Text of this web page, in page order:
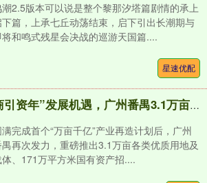
2.5版本可以说是整个黎那汐塔篇剧情的承上
下篇，上承七丘动荡结束，启下引出长潮期与
将和鸣式残星会决战的巡游天国篇....
星速优配
爱策略 抢抓“招商引资年”发展机遇，广州番禺3.1万亩热土诚邀全球合作伙伴
满完成首个“万亩千亿”产业再造计划后，广州
再次发力，重磅推出3.1万亩各类优质用地及
、171万平方米国有资产招....